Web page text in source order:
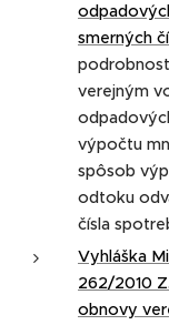
smerných
verejným
výpočtu
spôsob
odtoku
čísla
Vyhláška
262/2010
obnovy